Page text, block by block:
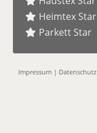
Heimtex Star
Parkett Star
Impressum | Datenschutz